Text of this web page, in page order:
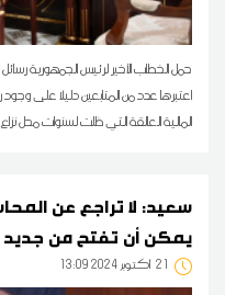
حمل الخطاب الأخير لرئيس الجمهورية
اعتبرها عدد من المتابعين دليلا على
المالية العالقة التي ظلت لسنوات محل
سعيد: لا تراجع عن
يمكن أن تفتح من جديد
21 13:09 2024 أكتوبر